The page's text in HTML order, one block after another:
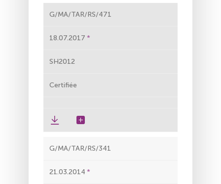
G/MA/TAR/RS/471
18.07.2017
SH2012
Certifiée
G/MA/TAR/RS/341
21.03.2014